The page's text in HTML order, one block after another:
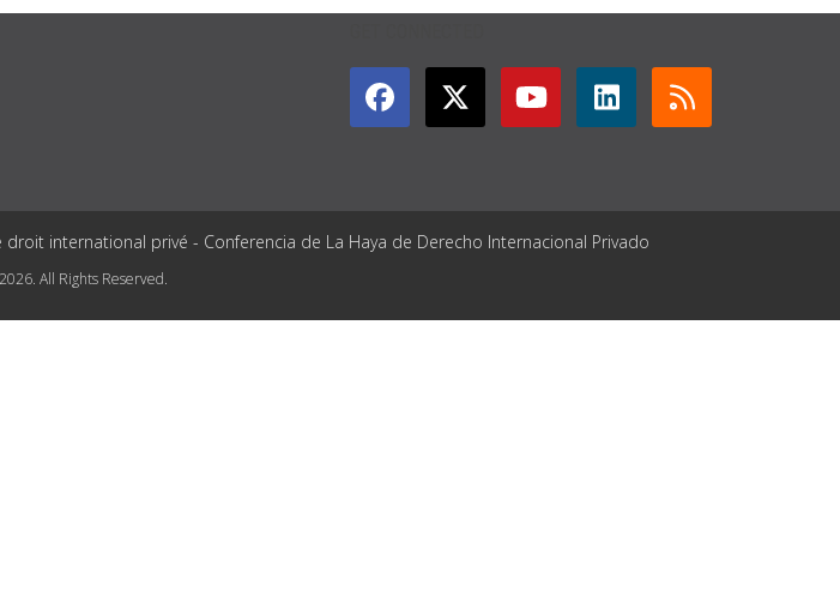
international privé - Conferencia de La Haya de Derecho Internacional Privado
All Rights Reserved.